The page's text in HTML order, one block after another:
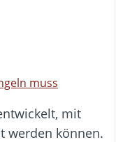
muss
mit
werden können.